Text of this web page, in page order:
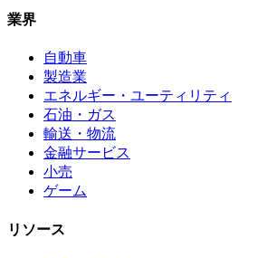
業界
自動車
製造業
エネルギー・ユーティリティ
石油・ガス
輸送・物流
金融サービス
小売
ゲーム
リソース